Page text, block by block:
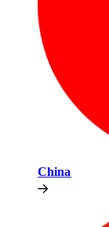
China​​